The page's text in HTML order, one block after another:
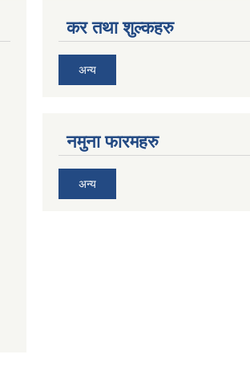
कर तथा शुल्कहरु
अन्य
नमुना फारमहरु
अन्य